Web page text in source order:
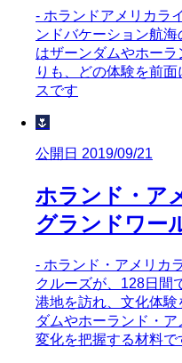
- ホランドアメリカラ
ンドバケーション航
はザーンダムやホー
りも、どの体験を前
スです
🌷
公開日 2019/09/21
ホランド・ア
グランドワー
- ホランド・アメリカ
クルーズが、128日間
港地を訪れ、文化体
ダムやホーランド・
変化を把握する材料で